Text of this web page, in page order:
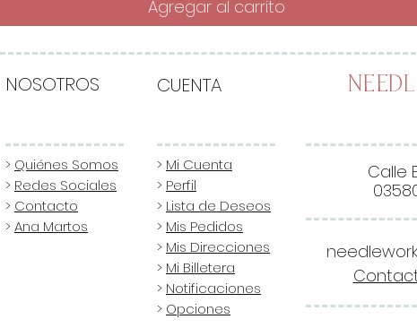
Agregar al carrito
NOSOTROS
> Quiénes Somos
> Redes Sociales
> Contacto
>Ana Martos
CUENTA
> Mi Cuenta
> Perfil
> Lista de Deseos
> Mis Pedidos
> Mis Direcciones
> Mi Billetera
> Notificaciones
> Opciones
Calle